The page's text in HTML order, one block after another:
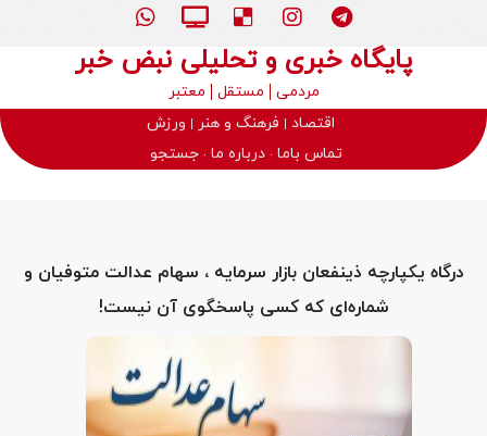
پایگاه خبری و تحلیلی نبض خبر
مردمی مستقل
معتبر
اقتصاد
فرهنگ و هنر
ورزش
تماس باما درباره ما جستجو
درگاه یکپارچه ذینفعان بازار سرمایه ، سهام عدالت متوفیان و
شماره‌ای که کسی پاسخگوی آن نیست!